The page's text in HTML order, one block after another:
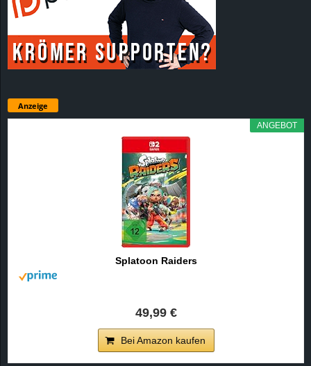
Anzeige
ANGEBOT
Splatoon Raiders
49,99 €
Bei Amazon kaufen